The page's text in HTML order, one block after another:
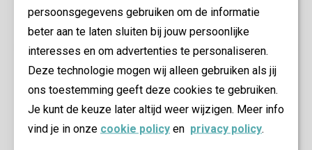
persoonsgegevens gebruiken om de informatie
beter aan te laten sluiten bij jouw persoonlijke
interesses en om advertenties te personaliseren.
Deze technologie mogen wij alleen gebruiken als jij
ons toestemming geeft deze cookies te gebruiken.
Je kunt de keuze later altijd weer wijzigen. Meer info
vind je in onze cookie policy en privacy policy.